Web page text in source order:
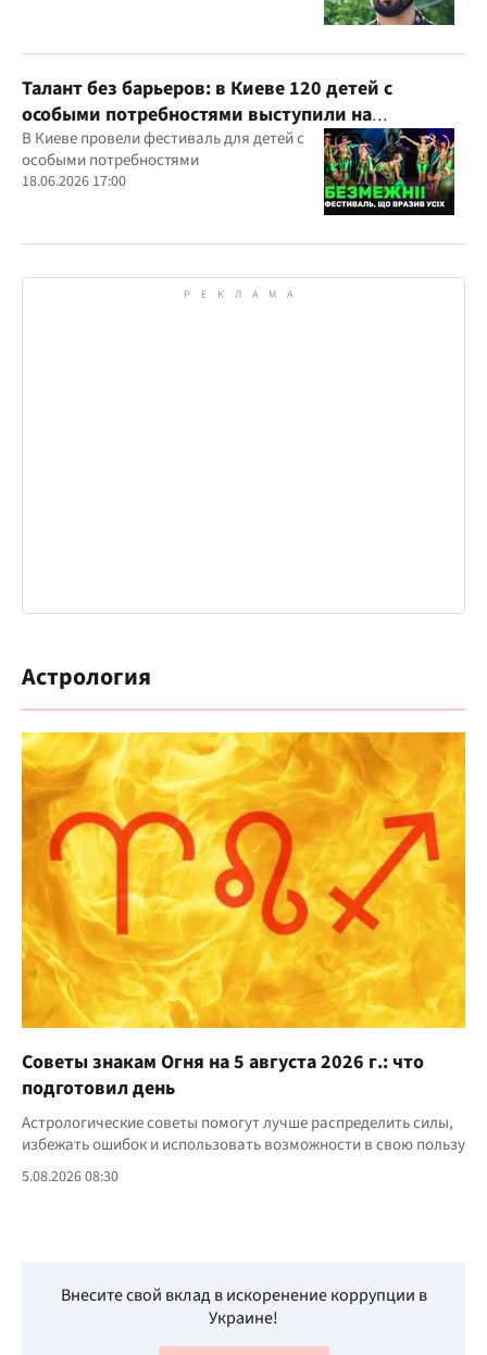
Талант без барьеров: в Киеве 120 детей с
особыми потребностями выступили на
всеукраинском фестивале
В Киеве провели фестиваль для детей с
особыми потребностями
18.06.2026 17:00
Астрология
Советы знакам Огня на 5 августа 2026 г.: что
подготовил день
Астрологические советы помогут лучше распределить силы,
избежать ошибок и использовать возможности в свою пользу
5.08.2026 08:30
Внесите свой вклад в искоренение коррупции в
Украине!